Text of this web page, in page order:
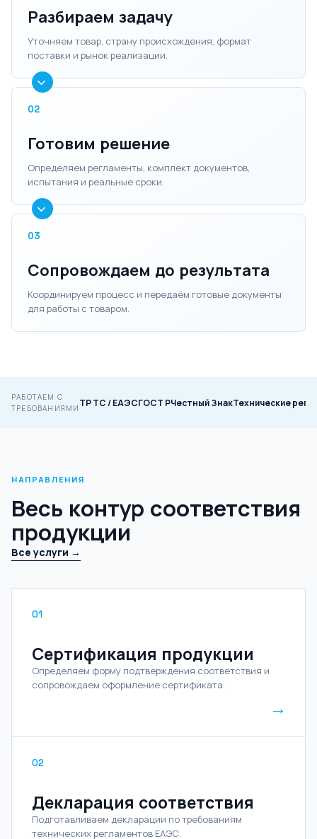
Разбираем задачу
Уточняем товар, страну происхождения, формат
поставки и рынок реализации.
02
Готовим решение
Определяем регламенты, комплект документов,
испытания и реальные сроки.
03
Сопровождаем до результата
Координируем процесс и передаём готовые документы
для работы с товаром.
РАБОТАЕМ С
ТРЕБОВАНИЯМИ ТР ТС / ЕАЭСГОСТ РЧестный ЗнакТехнические
НАПРАВЛЕНИЯ
Весь контур соответствия
продукции
Все услуги →
01
Сертификация продукции
Определяем форму подтверждения соответствия и
сопровождаем оформление сертификата.
→
02
Декларация соответствия
Подготавливаем декларации по требованиям
технических регламентов ЕАЭС.